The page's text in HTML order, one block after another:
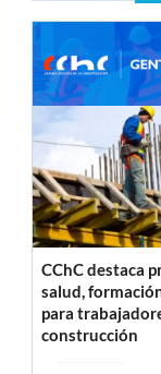
CChC destaca
salud,
para
construcción